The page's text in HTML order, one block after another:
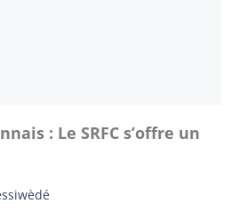
: Le SRFC s’offre un